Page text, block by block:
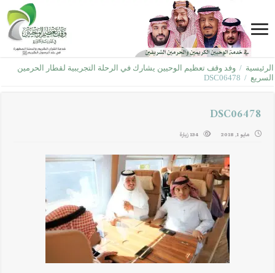
الرئيسية / وفد وقف تعظيم الوحيين يشارك في الرحلة التجريبية لقطار الحرمين
السريع /
DSC06478
DSC06478
مايو 1, 2018 134 زيارة